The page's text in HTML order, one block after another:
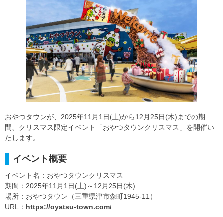
おやつタウンが、2025年11月1日(土)から12月25日(木)までの期
間、クリスマス限定イベント「おやつタウンクリスマス」を開催い
たします。
イベント概要
イベント名：おやつタウンクリスマス
期間：2025年11月1日(土)～12月25日(木)
場所：おやつタウン（三重県津市森町1945-11）
URL： https://oyatsu-town.com/